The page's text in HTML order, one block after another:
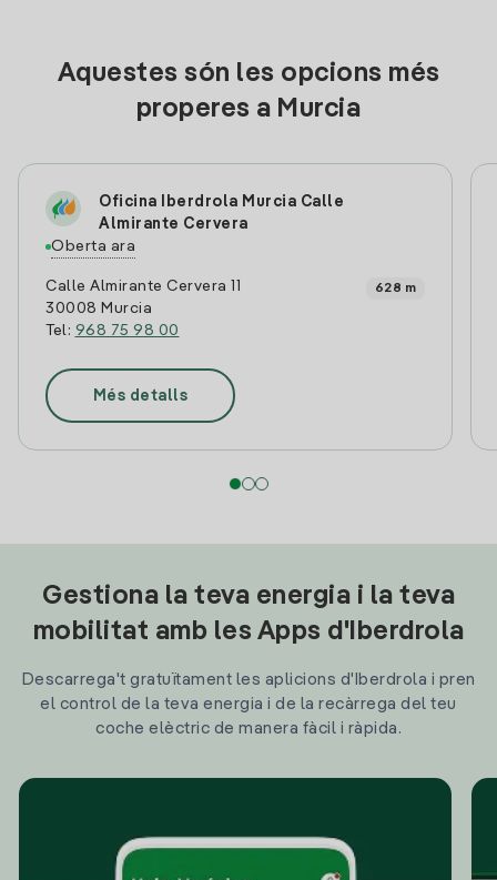
Aquestes són les opcions més
properes a Murcia
Oficina Iberdrola Murcia Calle
Almirante Cervera
Oberta ara
Calle Almirante Cervera 11
30008 Murcia
Tel: 968 75 98 00
628 m
Més detalls
Gestiona la teva energia i la teva
mobilitat amb les Apps d'Iberdrola
Descarrega't gratuïtament les aplicions d'Iberdrola i pren
el control de la teva energia i de la recàrrega del teu
coche elèctric de manera fàcil i ràpida.